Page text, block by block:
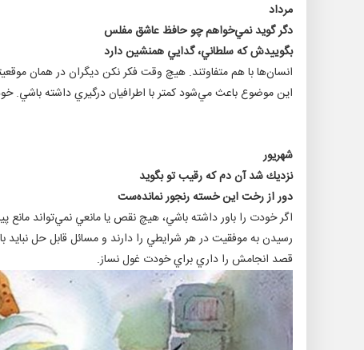
مرداد
دگر گويد نمي‌خواهم چو حافظ عاشق مفلس
بگوييدش كه سلطاني، گدايي همنشين دارد
انسان‌ها با هم متفاوتند. هيچ وقت فكر نكن ديگران در همان
اين موضوع باعث مي‌شود كمتر با اطرافيان درگيري داشته باشي.
شهريور
نزديك شد آن دم كه رقيب تو بگويد
دور از رخت اين خسته رنجور نمانده‌ست
اگر خودت را باور داشته باشي، هيچ نقص يا مانعي نمي‌تواند
رسيدن به موفقيت در هر شرايطي را دارند و مسائل قابل حل
قصد انجامش را داري براي خودت غول نساز.